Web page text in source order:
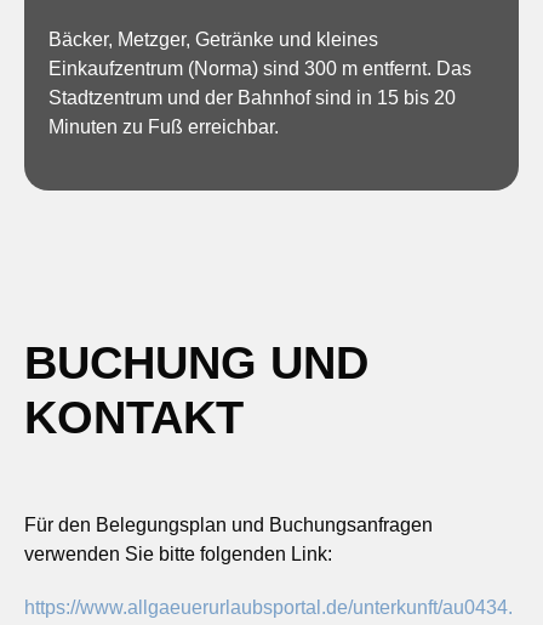
Bäcker, Metzger, Getränke und kleines
Einkaufzentrum (Norma) sind 300 m entfernt. Das
Stadtzentrum und der Bahnhof sind in 15 bis 20
Minuten zu Fuß erreichbar.
BUCHUNG UND
KONTAKT
Für den Belegungsplan und Buchungsanfragen
verwenden Sie bitte folgenden Link:
https://www.allgaeuerurlaubsportal.de/unterkunft/au0434.